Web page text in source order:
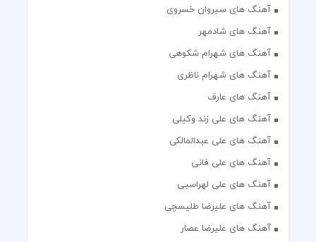
آهنگ های سیروان خسروی
آهنگ های شادمهر
آهنگ های شهرام شکوهی
آهنگ های شهرام ناظری
آهنگ های عارف
آهنگ های علی زند وکیلی
آهنگ های علی عبدالمالکی
آهنگ های علی فانی
آهنگ های علی لهراسبی
آهنگ های علیرضا طلیسچی
آهنگ های علیرضا عصار